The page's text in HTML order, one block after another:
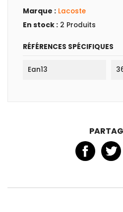
Marque : Lacoste
En stock : 2 Produits
RÉFÉRENCES SPÉCIFIQUES
Ean13